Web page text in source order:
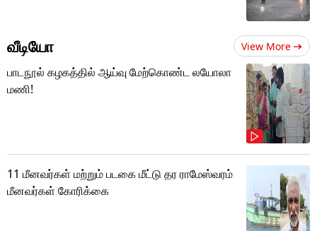
வீடியோ View More
பாடநூல் கழகத்தில் ஆய்வு மேற்கொண்ட லயோலா
மணி!
11 மீனவர்கள் மற்றும் படகை மீட்டு தர ராமேஸ்வரம்
மீனவர்கள் கோரிக்கை